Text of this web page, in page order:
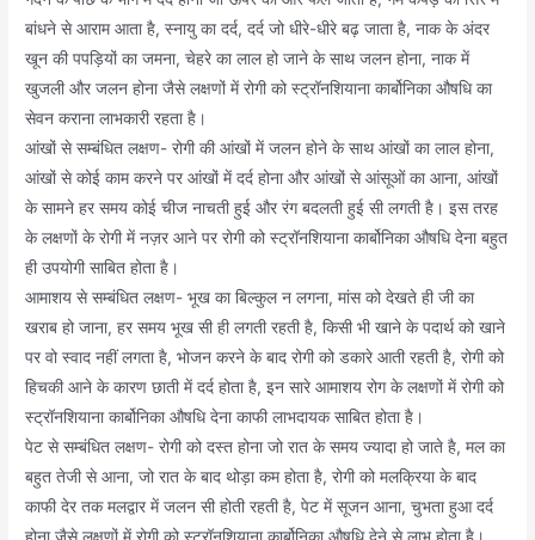
बांधने से आराम आता है, स्नायु का दर्द, दर्द जो धीरे-धीरे बढ़ जाता है, नाक के अंदर
खून की पपड़ियों का जमना, चेहरे का लाल हो जाने के साथ जलन होना, नाक में
खुजली और जलन होना जैसे लक्षणों में रोगी को स्ट्रॉनशियाना कार्बोनिका औषधि का
सेवन कराना लाभकारी रहता है।
आंखों से सम्बंधित लक्षण- रोगी की आंखों में जलन होने के साथ आंखों का लाल होना,
आंखों से कोई काम करने पर आंखों में दर्द होना और आंखों से आंसूओं का आना, आंखों
के सामने हर समय कोई चीज नाचती हुई और रंग बदलती हुई सी लगती है। इस तरह
के लक्षणों के रोगी में नज़र आने पर रोगी को स्ट्रॉनशियाना कार्बोनिका औषधि देना बहुत
ही उपयोगी साबित होता है।
आमाशय से सम्बंधित लक्षण- भूख का बिल्कुल न लगना, मांस को देखते ही जी का
खराब हो जाना, हर समय भूख सी ही लगती रहती है, किसी भी खाने के पदार्थ को खाने
पर वो स्वाद नहीं लगता है, भोजन करने के बाद रोगी को डकारे आती रहती है, रोगी को
हिचकी आने के कारण छाती में दर्द होता है, इन सारे आमाशय रोग के लक्षणों में रोगी को
स्ट्रॉनशियाना कार्बोनिका औषधि देना काफी लाभदायक साबित होता है।
पेट से सम्बंधित लक्षण- रोगी को दस्त होना जो रात के समय ज्यादा हो जाते है, मल का
बहुत तेजी से आना, जो रात के बाद थोड़ा कम होता है, रोगी को मलक्रिया के बाद
काफी देर तक मलद्वार में जलन सी होती रहती है, पेट में सूजन आना, चुभता हुआ दर्द